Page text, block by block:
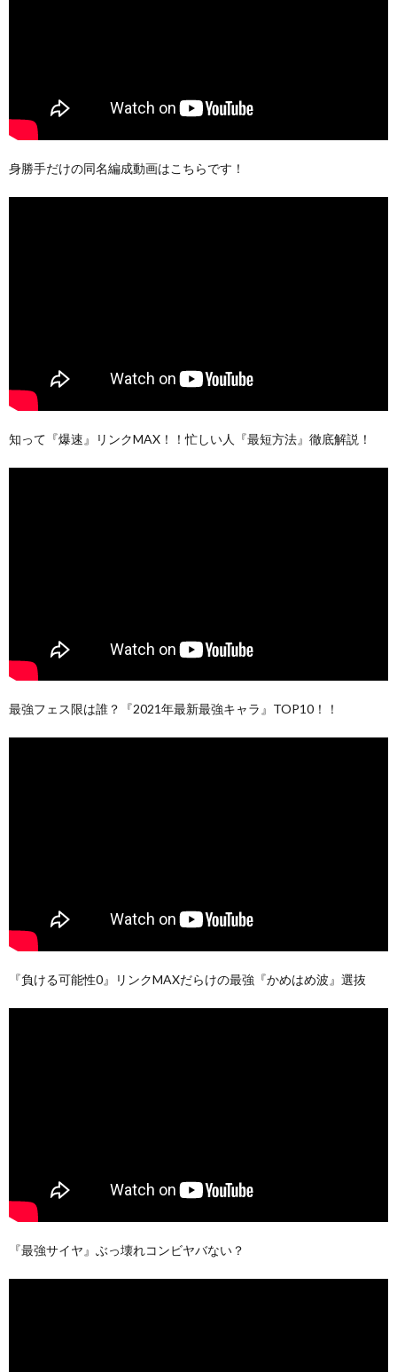
身勝手だけの同名編成動画はこちらです！
知って『爆速』リンクMAX！！忙しい人『最短方法』徹底解説！
最強フェス限は誰？『2021年最新最強キャラ』TOP10！！
『負ける可能性0』リンクMAXだらけの最強『かめはめ波』選抜
『最強サイヤ』ぶっ壊れコンビヤバない？